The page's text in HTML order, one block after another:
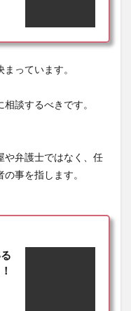
っています。
相談するべきです。
や弁護士ではなく、任
事を指します。